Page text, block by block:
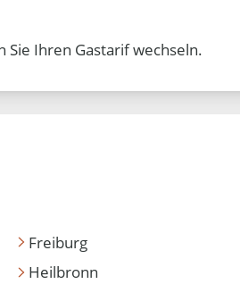
Sie Ihren Gastarif wechseln.
Freiburg
Heilbronn